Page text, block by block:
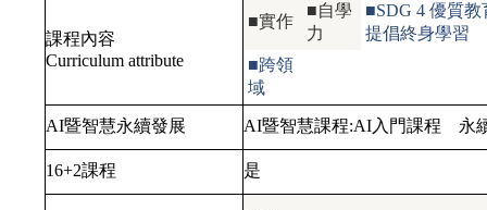
課程內容
Curriculum attribute
■實作
■自學
力
■SDG 4 優質
提倡終身學習
■跨領
域
AI暨智慧永續發展 AI暨智慧課程:AI入門課程 永
16+2課程 是